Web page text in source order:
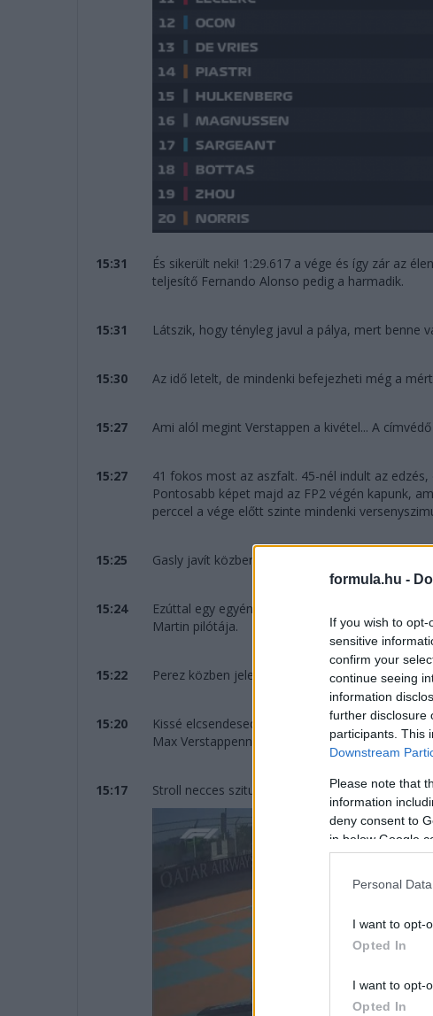
formula.hu -
If you wish to
sensitive
confirm your
continue seeing
information
further disclosure
participants. This
Downstream
Please note that
information
deny consent to
in below Google
Personal
I want to opt-
Opted In
I want to opt-
Opted In
15:31
És sikerült neki! 1:29.617 a vége és így zár az
teljesítő Fernando Alonso pedig a harmadik.
15:31 Látszik, hogy tényleg javul a pálya, mert benne
15:30 Az idő letelt, de mindenki befejezheti még a
15:27 Ami alól megint Verstappen a kivétel... A
15:27
41 fokos most az aszfalt. 45-nél indult az
Pontosabb képet majd az FP2 végén kapunk,
perccel a vége előtt szinte mindenki
15:25 Gasly javít közben. Már a hetedik helyen van, a
15:24
Ezúttal egy egyéni hibát láttunk Lance Stroll
Martin pilótája.
15:22 Perez közben jelenti a versenymérnökének,
15:20
Kissé elcsendesedett a pálya és nyugisabbá
Max Verstappennek hívnak. A holland 1:29.790-
15:17 Stroll necces szituációja vizuálisan is